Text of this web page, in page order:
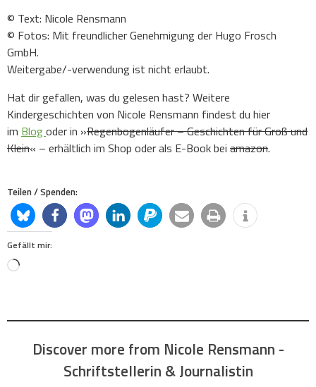
© Text: Nicole Rensmann
© Fotos: Mit freundlicher Genehmigung der Hugo Frosch
GmbH.
Weitergabe/-verwendung ist nicht erlaubt.
Hat dir gefallen, was du gelesen hast? Weitere
Kindergeschichten von Nicole Rensmann findest du hier
im Blogoder in »Regenbogenläufer – Geschichten für Groß und
Klein« – erhältlich im Shop oder als E-Book bei amazon.
Teilen / Spenden:
Gefällt mir:
Loading…
Discover more from Nicole Rensmann -
Schriftstellerin & Journalistin